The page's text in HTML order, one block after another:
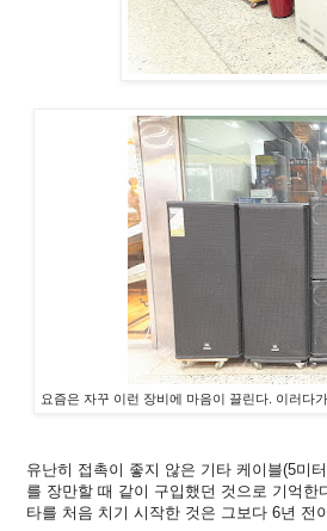
요즘은 자꾸 이런 장비에 마음이 끌린다. 이러다
유난히 접촉이 좋지 않은 기타 케이블(5미
를 장만할 때 같이 구입했던 것으로 기억
타를 처음 치기 시작한 것은 그보다 6년 전